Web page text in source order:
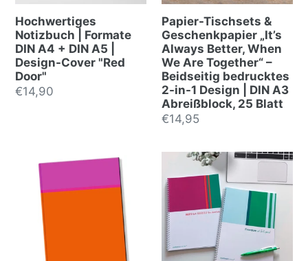
Hochwertiges
Notizbuch | Formate
DIN A4 + DIN A5 |
Design-Cover "Red
Door"
Prix
€14,90
Papier-Tischsets &
Geschenkpapier „It’s
Always Better, When
We Are Together“ –
Beidseitig bedrucktes
2-in-1 Design | DIN A3
Abreißblock, 25 Blatt
Prix
€14,95